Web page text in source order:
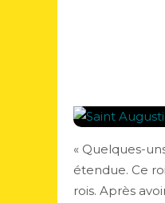
« Quelques-
étendue. Ce
rois. Après